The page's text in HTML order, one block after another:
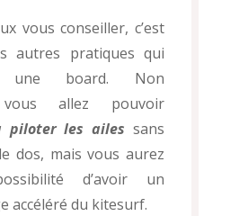
vous conseiller, c’est
autres pratiques qui
une board. Non
vous allez pouvoir
piloter les ailes sans
dos, mais vous aurez
d’avoir un
accéléré du kitesurf.